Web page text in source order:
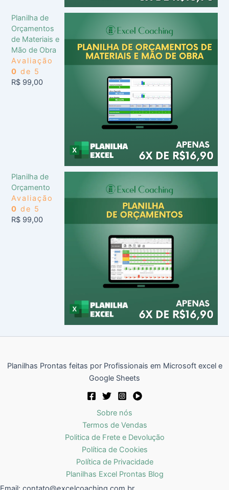
Planilha de
Orçamentos
de Materiais e
Mão de Obra
Avaliação
0 de 5
R$ 99,00
Planilha de
Orçamento
Avaliação
0 de 5
R$ 99,00
Planilhas Prontas feitas por Profissionais em Microsoft excel e
Google Sheets
Sobre nós
Termos de Vendas
Politica de Frete e Devolução
Política de Cookies
Política de Privacidade
Planilhas Excel Prontas Blog